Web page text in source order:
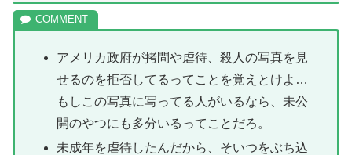
アメリカ政府が拷問や虐待、殺人の写真を見
せるのを拒否してるってことを覚えとけよ…
もしこの写真に写ってる人がいるなら、未公
開のやつにも多分いるってことだろ。
未成年を虐待したんだから、そいつをぶち込